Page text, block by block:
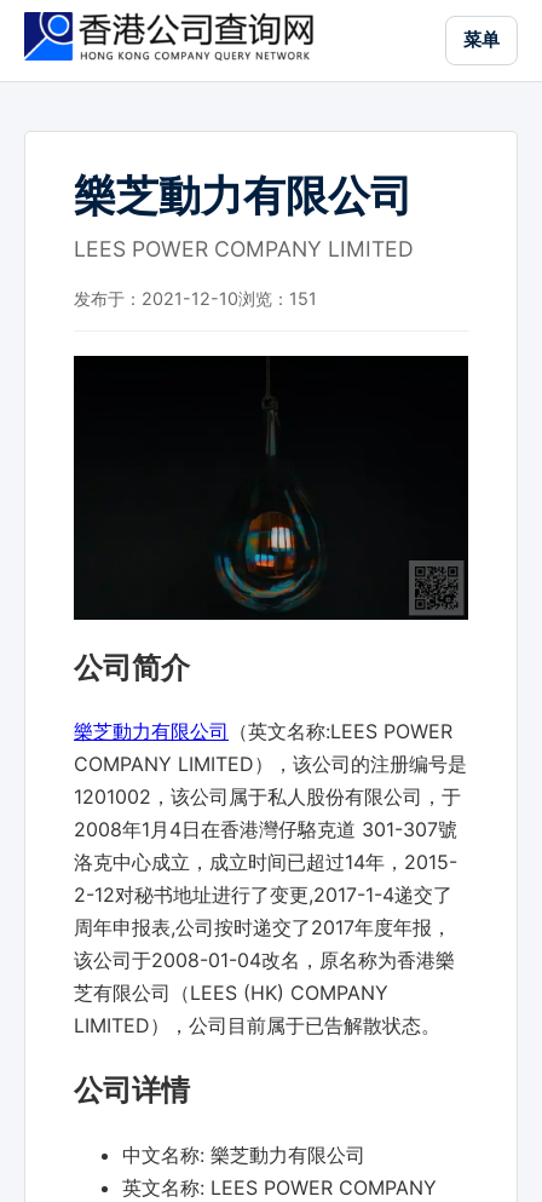
菜单
樂芝動力有限公司
LEES POWER COMPANY LIMITED
发布于：2021-12-10浏览： 151
公司简介
樂芝動力有限公司 （英文名称:LEES POWER
COMPANY LIMITED），该公司的注册编号是
1201002，该公司属于私人股份有限公司，于
2008年1月4日在香港灣仔駱克道 301-307號
洛克中心成立，成立时间已超过14年，2015-
2-12对秘书地址进行了变更,2017-1-4递交了
周年申报表,公司按时递交了2017年度年报，
该公司于2008-01-04改名，原名称为香港樂
芝有限公司（LEES (HK) COMPANY
LIMITED），公司目前属于已告解散状态。
公司详情
中文名称: 樂芝動力有限公司
英文名称: LEES POWER COMPANY